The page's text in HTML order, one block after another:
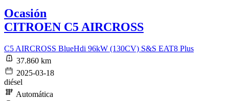
Ocasión
CITROEN C5 AIRCROSS
C5 AIRCROSS BlueHdi 96kW (130CV) S&S EAT8 Plus
37.860 km
2025-03-18
diésel
Automática